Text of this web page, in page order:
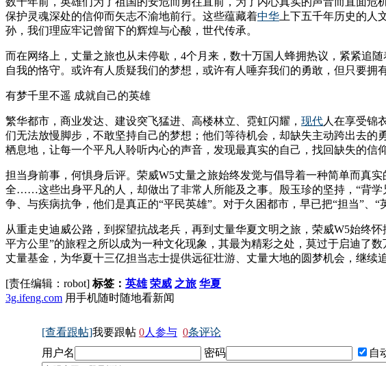
保护灵魂深处的信仰而矢志不渝地前行。这些蕴藏着中华 上下五千年历史的人
孙，我们理应牢记曾留下的辉煌与心酸，世代传承。
而在网络上，丈量之旅也从未停歇，4个月来，数十万国人蜂拥热议，紧紧
自我的恪守。或许有人质疑我们的梦想，或许有人唾弃我们的勇敢，但只要拥
有梦千里不遥 成就自己的英雄
繁华都市，商业发达、建设突飞猛进、高楼林立、霓虹闪耀， 现代人在享受锦
们无法放慢脚步，不敢坚持自己的梦想；他们等待机会，却缺失主动跨出去
栖息地，让每一个平凡人聆听内心的声音，发现最真实的自己，找回缺失的信
担当身前事，何惧身后评。荣威W5丈量之旅始终发觉与倡导着一种简单而真
全……这些出身平凡的人，却做出了非常人所能及之事。殷玉珍的坚持，“背
争、与疾病抗争，他们是真正的“平民英雄”。对于久困都市，早已把“担当”、
从重走史迪威公路，到探望抗战老兵，再到丈量华夏文明之旅，荣威W5始终
平方公里”的旅程之所以成为一种文化现象，其最为精彩之处，莫过于启迪
丈量基金，为华夏十三亿担当志士提供远征壮游、丈量大地的圆梦机会，继续
[责任编辑：robot] 标签： 英雄 荣威 之旅 华夏
3g.ifeng.com 用手机随时随地看新闻
[查看跟帖]我要跟帖 0人参与 0条评论
用户名
密码 自